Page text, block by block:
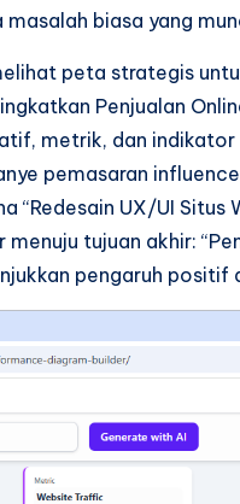
biasa yang
peta strategis
Penjualan
metrik, dan
pemasaran
“Redesain UX/UI Situs
tujuan akhir:
pengaruh